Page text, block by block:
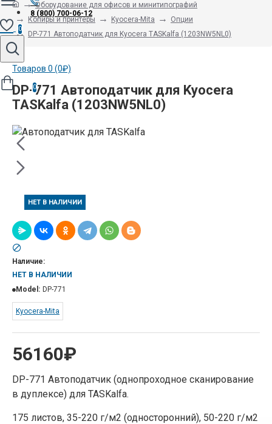
8 (800) 700-06-12
0
Товаров 0 (0₽)
0
Оборудование для офисов и минитипографий
Копиры и принтеры
Kyocera-Mita
Опции
DP-771 Автоподатчик для Kyocera TASKalfa (1203NW5NL0)
DP-771 Автоподатчик для Kyocera
TASKalfa (1203NW5NL0)
НЕТ В НАЛИЧИИ
56160₽
Наличие:
НЕТ В НАЛИЧИИ
Model: DP-771
Kyocera-Mita
DP-771 Автоподатчик (однопроходное сканирование
в дуплексе) для TASKalfa.
175 листов, 35-220 г/м2 (односторонний), 50-220 г/м2